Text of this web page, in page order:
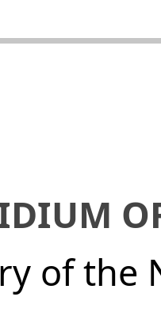
of the